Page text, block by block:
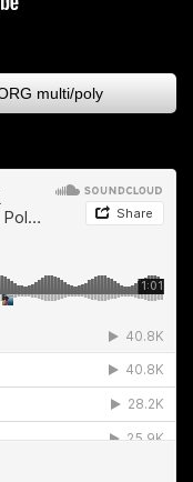
multi/poly